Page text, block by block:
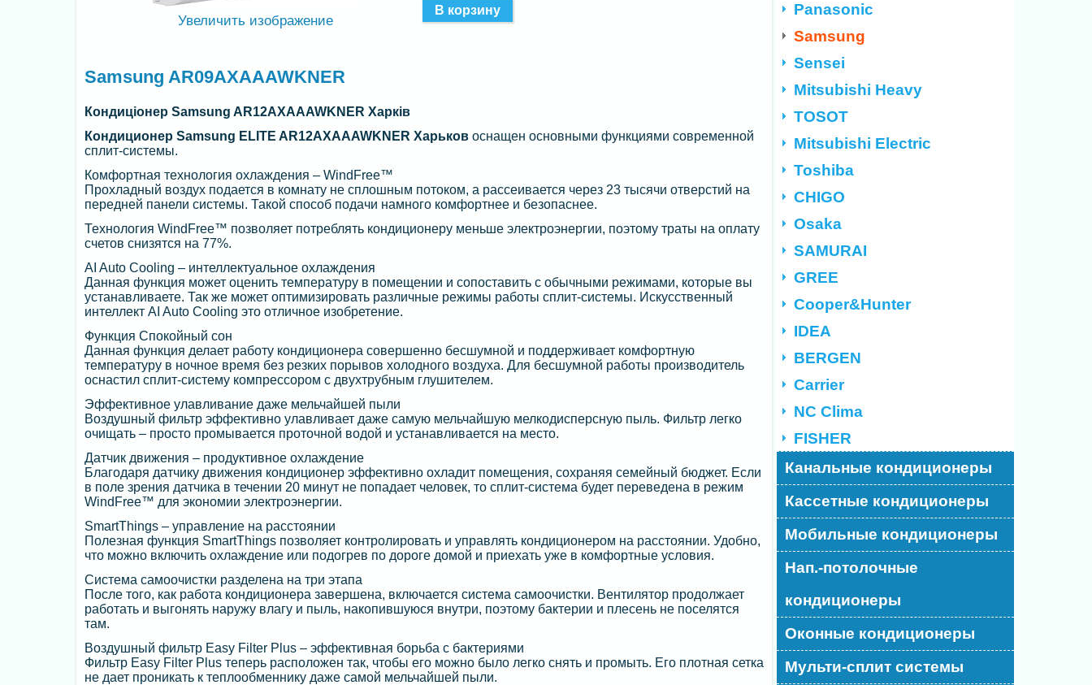
Увеличить изображение
Samsung AR09AXAAAWKNER
Кондиціонер Samsung AR12AXAAAWKNER Харків
Кондиционер Samsung ELITE AR12AXAAAWKNER Харьков оснащен основными функциями современной
сплит-системы.
Комфортная технология охлаждения – WindFree™
Прохладный воздух подается в комнату не сплошным потоком, а рассеивается через 23 тысячи отверстий на
передней панели системы. Такой способ подачи намного комфортнее и безопаснее.
Технология WindFree™ позволяет потреблять кондиционеру меньше электроэнергии, поэтому траты на оплату
счетов снизятся на 77%.
AI Auto Cooling – интеллектуальное охлаждения
Данная функция может оценить температуру в помещении и сопоставить с обычными режимами, которые вы
устанавливаете. Так же может оптимизировать различные режимы работы сплит-системы. Искусственный
интеллект AI Auto Cooling это отличное изобретение.
Функция Спокойный сон
Данная функция делает работу кондиционера совершенно бесшумной и поддерживает комфортную
температуру в ночное время без резких порывов холодного воздуха. Для бесшумной работы производитель
оснастил сплит-систему компрессором с двухтрубным глушителем.
Эффективное улавливание даже мельчайшей пыли
Воздушный фильтр эффективно улавливает даже самую мельчайшую мелкодисперсную пыль. Фильтр легко
очищать – просто промывается проточной водой и устанавливается на место.
Датчик движения – продуктивное охлаждение
Благодаря датчику движения кондиционер эффективно охладит помещения, сохраняя семейный бюджет. Если
в поле зрения датчика в течении 20 минут не попадает человек, то сплит-система будет переведена в режим
WindFree™ для экономии электроэнергии.
SmartThings – управление на расстоянии
Полезная функция SmartThings позволяет контролировать и управлять кондиционером на расстоянии. Удобно,
что можно включить охлаждение или подогрев по дороге домой и приехать уже в комфортные условия.
Система самоочистки разделена на три этапа
После того, как работа кондиционера завершена, включается система самоочистки. Вентилятор продолжает
работать и выгонять наружу влагу и пыль, накопившуюся внутри, поэтому бактерии и плесень не поселятся
там.
Воздушный фильтр Easy Filter Plus – эффективная борьба с бактериями
Фильтр Easy Filter Plus теперь расположен так, чтобы его можно было легко снять и промыть. Его плотная сетка
не дает проникать к теплообменнику даже самой мельчайшей пыли.
Panasonic
Samsung
Sensei
Mitsubishi Heavy
TOSOT
Mitsubishi Electric
Toshiba
CHIGO
Osaka
SAMURAI
GREE
Cooper&Hunter
IDEA
BERGEN
Carrier
NC Clima
FISHER
Канальные кондиционеры
Кассетные кондиционеры
Мобильные кондиционеры
Нап.-потолочные
кондиционеры
Оконные кондиционеры
Мульти-сплит системы